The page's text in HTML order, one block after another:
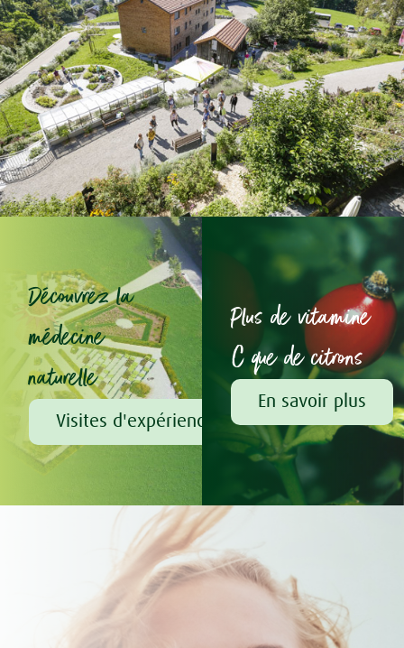
Découvrez la
médecine
naturelle
Visites d'expérience chez A.Vogel
Plus de vitamine
C que de citrons
En savoir plus